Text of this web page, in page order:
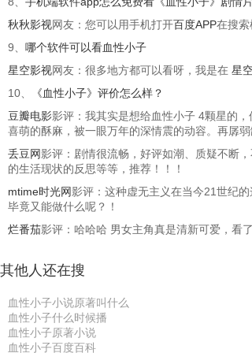
秋秋影视网友：您可以用手机打开百度APP在搜索
9、 哪个软件可以看血性小子
星空影视网友：很多地方都可以看呀，我是在 星
10、
《血性小子》评价怎么样？
豆瓣电影影评：我其实是想给血性小子 4颗星的
喜萌的酥麻，被一眼万年的深情震的动容。再孱
丢豆网影评：剧情很流畅，好评如潮、质疑不断
的生活现状的反思等等，推荐！！！
mtime时光网影评：这种虚无主义在当今21世纪
毕竟又能做什么呢？！
烂番茄影评：哈哈哈 男女主角真是清新可爱，看
其他人还在搜
血性小子小说原著叫什么
血性小子什么时候播
血性小子原著小说
血性小子百度百科